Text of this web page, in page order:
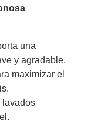
una
y agradable.
maximizar el
lavados